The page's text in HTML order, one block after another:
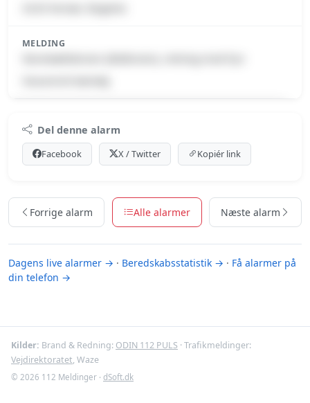
MELDING
Log ind med Premium for at se meldingen og kortet.
Se Premium-muligheder
Del denne alarm
Facebook X / Twitter Kopiér link
Forrige alarm Alle alarmer Næste alarm
Dagens live alarmer → · Beredskabsstatistik → · Få alarmer på
din telefon →
Kilder: Brand & Redning: ODIN 112 PULS · Trafikmeldinger:
Vejdirektoratet, Waze
© 2026 112 Meldinger · dSoft.dk